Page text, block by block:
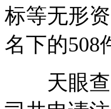
标等无形
名下的508
天眼查